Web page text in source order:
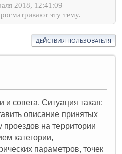
2018, 12:41:09
эту тему.
ДЕЙСТВИЯ ПОЛЬЗОВАТЕЛЯ
совета. Ситуация такая:
описание принятых
на территории
категории,
параметров, точек